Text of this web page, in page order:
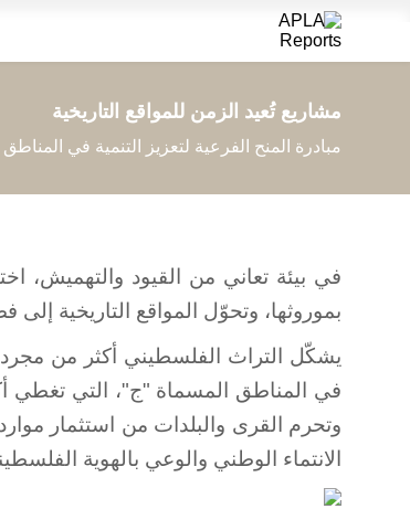
الرئيسية
مشاريع تُعيد الزمن للمواقع التاريخية
مبادرة المنح الفرعية لتعزيز التنمية في
في بيئة تعاني من القيود والتهميش،
بموروثها، وتحوّل المواقع التاريخية
يشكّل التراث الفلسطيني أكثر من مجرد
وتحرم القرى والبلدات من استثمار
الانتماء الوطني والوعي بالهوية